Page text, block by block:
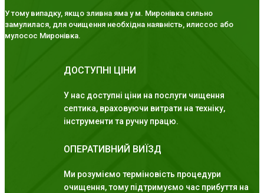
У тому випадку, якщо зливна яма у м. Миронівка сильно
замулилася, для очищення необхідна наявність, илиссос або
мулосос Миронівка.
ДОСТУПНІ ЦІНИ
У нас доступні ціни на послуги чищення
септика, враховуючи витрати на техніку,
інструменти та ручну працю.
ОПЕРАТИВНИЙ ВИЇЗД
Ми розуміємо терміновість процедури
очищення, тому підтримуємо час прибуття на